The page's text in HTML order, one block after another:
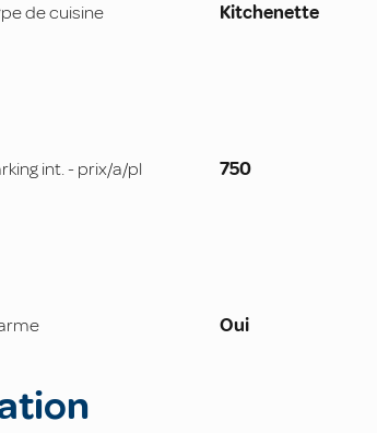
de cuisine Kitchenette
int. - prix/a/pl 750
Oui